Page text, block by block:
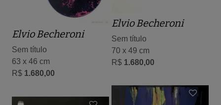
Elvio Becheroni
Sem título
70 x 49 cm
R$ 1.680,00
Elvio Becheroni
Sem título
63 x 46 cm
R$ 1.680,00